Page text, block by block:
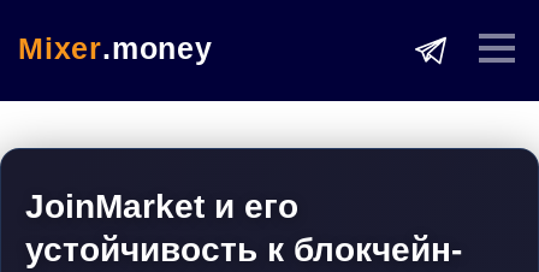
Mixer.money
JoinMarket и его
устойчивость к блокчейн-